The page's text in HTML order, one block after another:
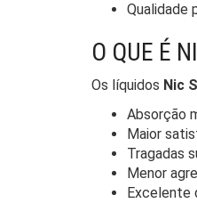
Qualidade
O QUE É
Os líquidos Nic
Absorção
Maior
Tragadas
Menor
Excelente